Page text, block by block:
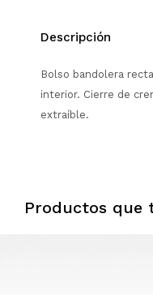
Descripción
Bolso bandolera
interior. Cierre de
extraíble.
Productos que